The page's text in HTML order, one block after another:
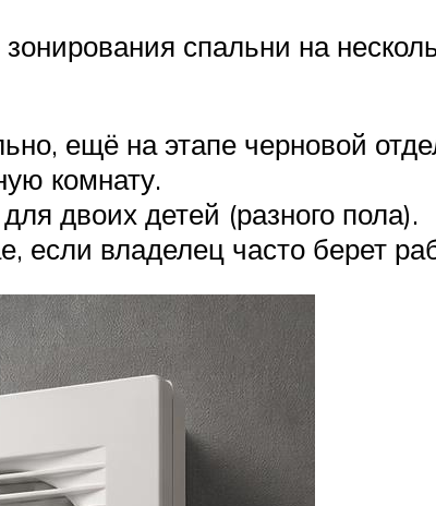
спальни на
ещё на этапе черновой
комнату.
двоих детей (разного пола).
если владелец часто берет